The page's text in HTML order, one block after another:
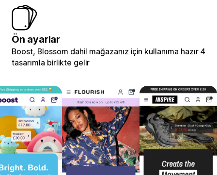
Ön ayarlar
Boost, Blossom dahil mağazanız için kullanıma hazır 4
tasarımla birlikte gelir